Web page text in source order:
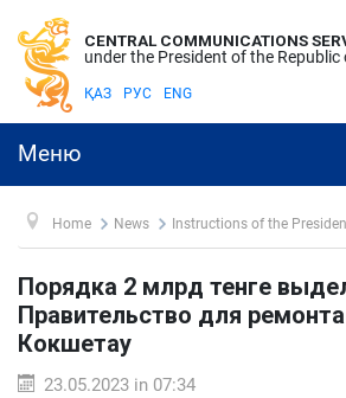
CENTRAL COMMUNICATIONS
under the President of the
ҚАЗ РУС ENG
Меню
Home News Instructions of the
Порядка 2 млрд тенге
Правительство для
Кокшетау
23.05.2023 in 07:34